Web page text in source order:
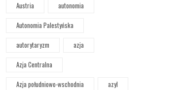
Austria
autonomia
Autonomia Palestyńska
autorytaryzm
azja
Azja Centralna
Azja południowo-wschodnia
azyl